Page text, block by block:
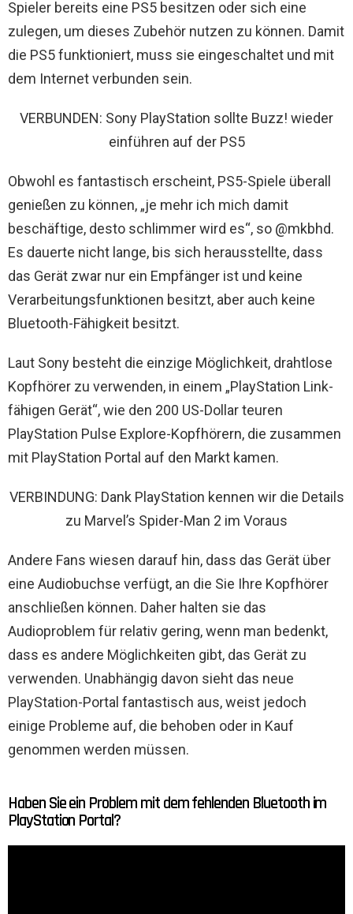
Spieler bereits eine PS5 besitzen oder sich eine
zulegen, um dieses Zubehör nutzen zu können. Damit
die PS5 funktioniert, muss sie eingeschaltet und mit
dem Internet verbunden sein.
VERBUNDEN: Sony PlayStation sollte Buzz! wieder
einführen auf der PS5
Obwohl es fantastisch erscheint, PS5-Spiele überall
genießen zu können, „je mehr ich mich damit
beschäftige, desto schlimmer wird es“, so @mkbhd.
Es dauerte nicht lange, bis sich herausstellte, dass
das Gerät zwar nur ein Empfänger ist und keine
Verarbeitungsfunktionen besitzt, aber auch keine
Bluetooth-Fähigkeit besitzt.
Laut Sony besteht die einzige Möglichkeit, drahtlose
Kopfhörer zu verwenden, in einem „PlayStation Link-
fähigen Gerät“, wie den 200 US-Dollar teuren
PlayStation Pulse Explore-Kopfhörern, die zusammen
mit PlayStation Portal auf den Markt kamen.
VERBINDUNG: Dank PlayStation kennen wir die Details
zu Marvel’s Spider-Man 2 im Voraus
Andere Fans wiesen darauf hin, dass das Gerät über
eine Audiobuchse verfügt, an die Sie Ihre Kopfhörer
anschließen können. Daher halten sie das
Audioproblem für relativ gering, wenn man bedenkt,
dass es andere Möglichkeiten gibt, das Gerät zu
verwenden. Unabhängig davon sieht das neue
PlayStation-Portal fantastisch aus, weist jedoch
einige Probleme auf, die behoben oder in Kauf
genommen werden müssen.
Haben Sie ein Problem mit dem fehlenden Bluetooth im
PlayStation Portal?